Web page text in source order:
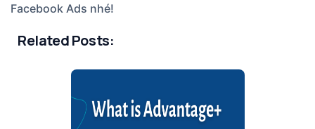
Facebook Ads nhé!
Related Posts: